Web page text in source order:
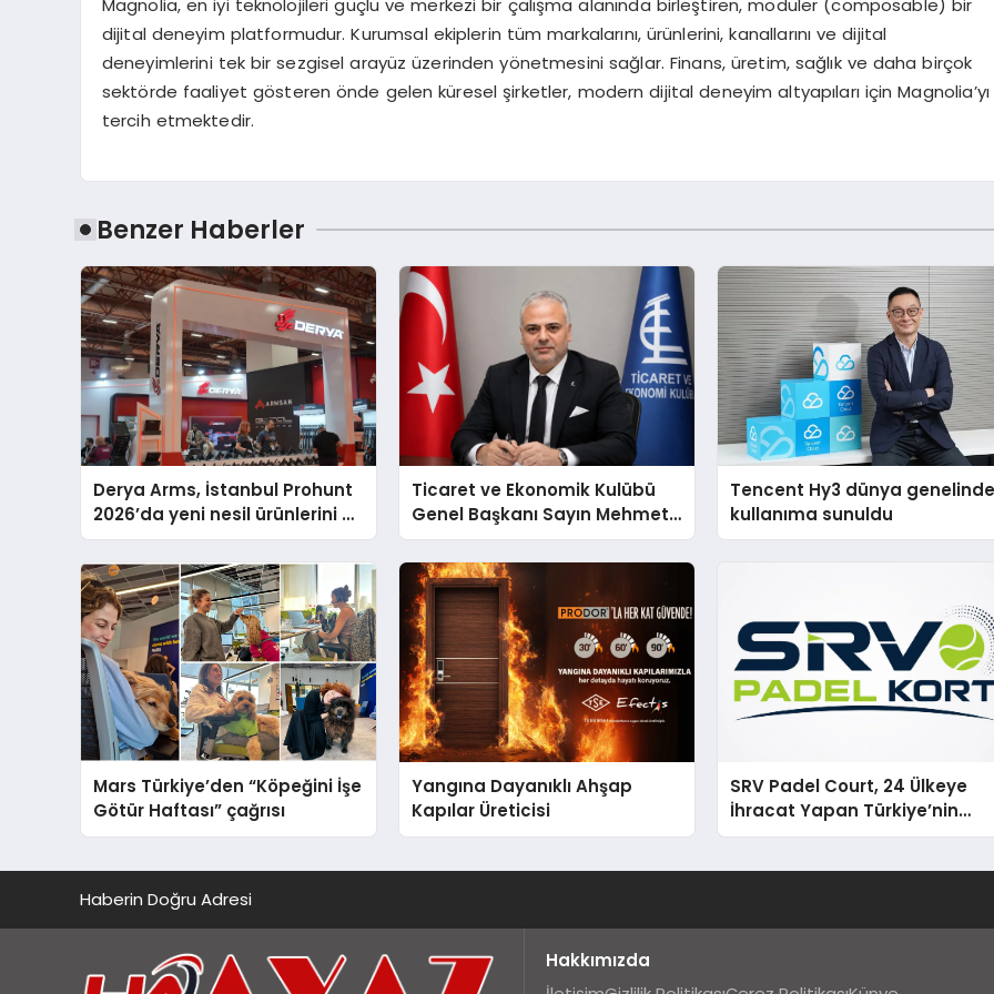
dijital deneyim platformudur. Kurumsal ekiplerin tüm markalarını, ürünlerini, kanallarını ve dijital
deneyimlerini tek bir sezgisel arayüz üzerinden yönetmesini sağlar. Finans, üretim, sağlık ve daha birçok
sektörde faaliyet gösteren önde gelen küresel şirketler, modern dijital deneyim altyapıları için Magnolia’yı
tercih etmektedir.
Benzer Haberler
Derya Arms, İstanbul Prohunt
2026’da yeni nesil ürünlerini ve
global marka vizyonunu
sergiledi
Ticaret ve Ekonomik Kulübü
Genel Başkanı Sayın Mehmet
Ulutaş, ekonomiye dair yaptığı
açıklamada şunları kaydetti:
Tencent Hy3 dünya
kullanıma sunuldu
Mars Türkiye’den “Köpeğini İşe
Götür Haftası” çağrısı
Yangına Dayanıklı Ahşap
Kapılar Üreticisi
SRV Padel Court, 24 Ülkeye
İhracat Yapan Türkiye’nin
Padel Kortu Üretim Gücü
Haberin Doğru Adresi
Hakkımızda